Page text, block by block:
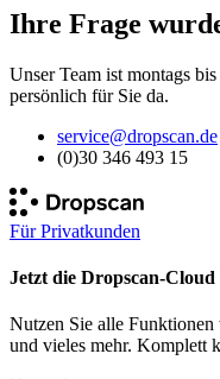
Ihre Frage
Unser Team ist montags
persönlich für Sie da.
service@dropscan.de
(0)30 346 493 15
Für Privatkunden
Jetzt die Dropscan-
Nutzen Sie alle
und vieles mehr. Komplett